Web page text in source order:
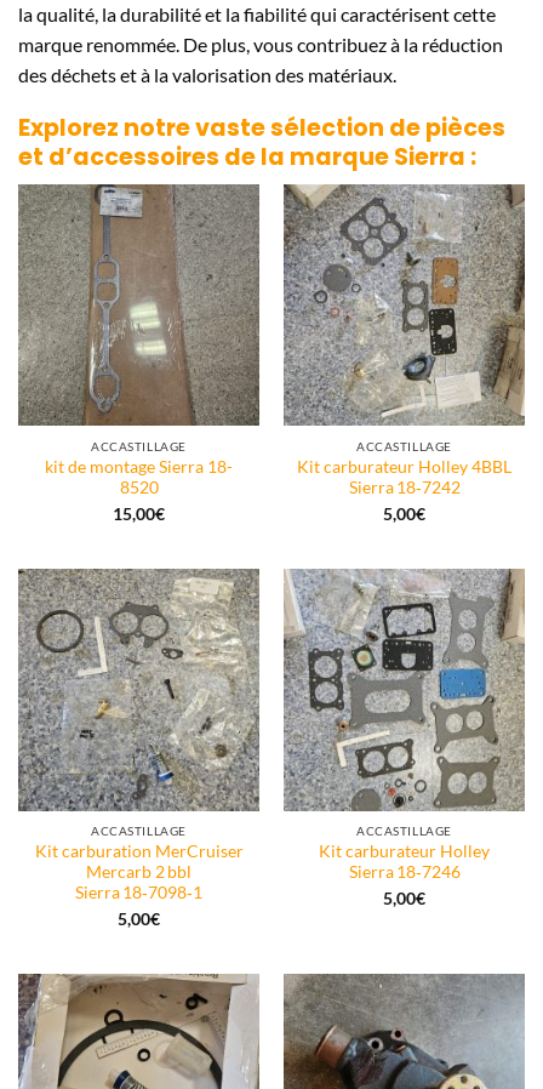
la qualité, la durabilité et la fiabilité qui caractérisent cette
marque renommée. De plus, vous contribuez à la réduction
des déchets et à la valorisation des matériaux.
Explorez notre vaste sélection de pièces
et d’accessoires de la marqueSierra :
ACCASTILLAGE
kit de montage Sierra 18-
8520
15,00€
ACCASTILLAGE
Kit carburateur Holley 4BBL
Sierra 18‑7242
5,00€
ACCASTILLAGE
Kit carburation MerCruiser
Mercarb 2 bbl
Sierra 18‑7098‑1
5,00€
ACCASTILLAGE
Kit carburateur Holley
Sierra 18‑7246
5,00€